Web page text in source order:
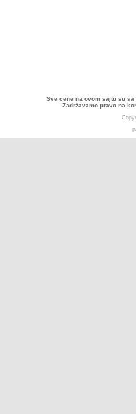
Sve cene na ovom sajtu su
Zadržavamo pravo na